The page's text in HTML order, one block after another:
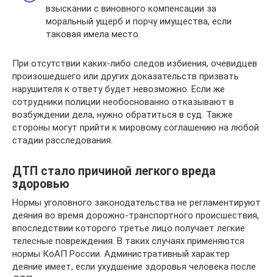
взыскании с виновного компенсации за
моральный ущерб и порчу имущества, если
таковая имела место.
При отсутствии каких-либо следов избиения, очевидцев
произошедшего или других доказательств призвать
нарушителя к ответу будет невозможно. Если же
сотрудники полиции необоснованно отказывают в
возбуждении дела, нужно обратиться в суд. Также
стороны могут прийти к мировому соглашению на любой
стадии расследования.
ДТП стало причиной легкого вреда
здоровью
Нормы уголовного законодательства не регламентируют
деяния во время дорожно-транспортного происшествия,
впоследствии которого третье лицо получает легкие
телесные повреждения. В таких случаях применяются
нормы КоАП России. Административный характер
деяние имеет, если ухудшение здоровья человека после